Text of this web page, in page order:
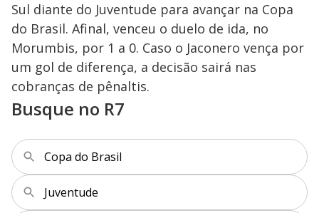
Sul diante do Juventude para avançar na Copa
do Brasil. Afinal, venceu o duelo de ida, no
Morumbis, por 1 a 0. Caso o Jaconero vença por
um gol de diferença, a decisão sairá nas
cobranças de pênaltis.
Busque no R7
Copa do Brasil
Juventude